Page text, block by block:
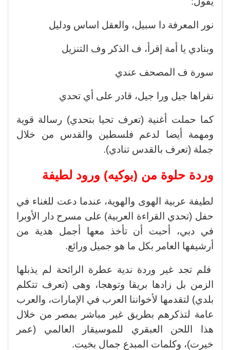
نور المعرفة دا سبيل، والعقل اساس ودليل
وبنادي يا أمة إقرأ، ف الذكر وف التنزيل
سورة ف المصحف عندي
نقراها جيل ورا جيل، قادر على أي تحدي
كما حملت أغنية (تعرف تحيا بتحدي) رسالة قوية
ومهمة أيضا لدعم فلسطين والقدس من خلال
جملة (تعرف بالقدس تنادي).
وردة حلوة من (بوكيه) ورود لطيفة
لطيفة عربية الهوى والهوية، عندما دعت للغناء في
حفل (تحدي القراءة العربية) على مسرح دار الأوبرا
في دبي، أحبت أن تأخذ معها أجمل هدية من
أرشيفها العامر بكل ما هو جميل ورائع.
فلم تجد غير وردة ندية عطرة الرائحة لم يذبلها
الزمن بل زادها بريقا وتوهجا، وهى (تعرف تتكلم
بلدي) لتقدمها لأخواننا العرب في الإمارات، والعرب
عامة لتذكرهم بطريق غير مباشر بمصر من خلال
هذا اللحن العبقري للموسيقار العالمي (عمر
خيرت)، وكلمات المبدع جمال بخيت.